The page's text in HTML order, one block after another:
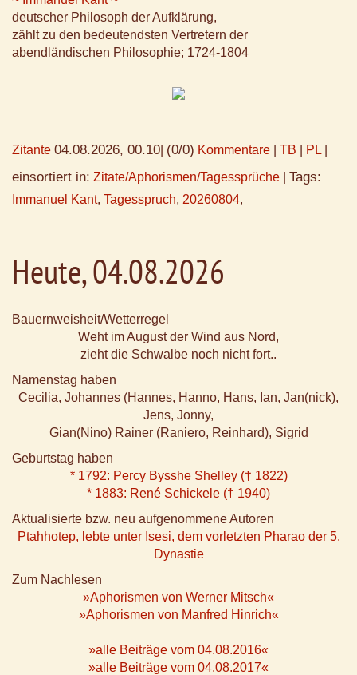
deutscher Philosoph der Aufklärung,
zählt zu den bedeutendsten Vertretern der
abendländischen Philosophie; 1724-1804
Zitante 04.08.2026, 00.10 (0/0) Kommentare TB PL
einsortiert in: Zitate/Aphorismen/Tagessprüche Tags:
Immanuel Kant, Tagesspruch, 20260804,
Heute, 04.08.2026
Bauernweisheit/Wetterregel
Weht im August der Wind aus Nord,
zieht die Schwalbe noch nicht fort..
Namenstag haben
Cecilia, Johannes (Hannes, Hanno, Hans, Ian, Jan(nick),
Jens, Jonny,
Gian(Nino) Rainer (Raniero, Reinhard), Sigrid
Geburtstag haben
* 1792: Percy Bysshe Shelley († 1822)
* 1883: René Schickele († 1940)
Aktualisierte bzw. neu aufgenommene Autoren
Ptahhotep, lebte unter Isesi, dem vorletzten Pharao der 5.
Dynastie
Zum Nachlesen
»Aphorismen von Werner Mitsch«
»Aphorismen von Manfred Hinrich«
»alle Beiträge vom 04.08.2016«
»alle Beiträge vom 04.08.2017«